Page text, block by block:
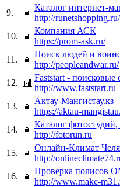
9.
Каталог интернет-
http://runetshopping.ru/
10.
Компания АСК
https://prom-ask.ru/
11.
Поиск людей и
http://peopleandwar.ru/
12.
Faststart -
http://www.faststart.ru
13.
Актау-Мангистау.кз
https://aktau-
14.
Каталог
http://fotorun.ru
15.
Онлайн-Климат
http://
16.
Проверка полисов
http://www.makc-